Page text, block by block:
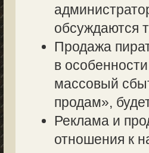
обсуждаются
Продажа
в
массовый
продам»,
Реклама и
отношения к